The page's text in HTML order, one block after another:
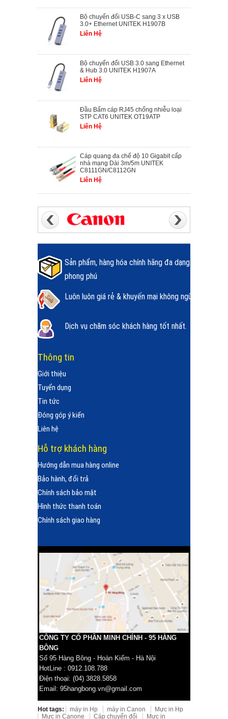
Bộ chuyển đổi USB-C sang 3 x USB
3.0+ Ethernet UNITEK H1907B
Liên Hệ
Bộ chuyển đổi USB 3.0 sang Ethernet
& Hub 3.0 UNITEK H1907A
Liên Hệ
Đầu Bấm cáp RJ45 chống nhiễu loại
STP CAT6 UNITEK OT19ATP
Liên Hệ
Cáp quang đa chế độ 10 Gigabit cấp
nhà mạng Dài 3m/5m UNITEK
C8111GN/C8112GN
Liên Hệ
Sản phẩm, hàng hóa chính hãng đa dạng
phong phú
Luôn luôn giá rẻ & khuyến mại không ngừng.
Dịch vụ chăm sóc khách hàng tốt nhất.
Thông tin
Giới thiệu
Tuyển dụng
Tin tức
Đóng góp ý kiến
Liên hệ
Hỗ trợ khách hàng
Hướng dẫn mua hàng online
Bảo hành, đổi trả
Chính sách bảo mật
Hình thức thanh toán
Chính sách giao hàng
CÔNG TY CỔ PHẦN MINH CHÍNH - 95 HÀNG
BÔNG
Số 95 Hàng Bông - Hoàn Kiếm - Hà Nội
HotLine : 0912.108.788
Điện thoại: (04) 3828.5858
Email: 95hangbong.vn@gmail.com
Hot tags: máy in Hp máy in Canon
Mực in Hp
Mực in Canone
Cáp chuyển đổi Mực in